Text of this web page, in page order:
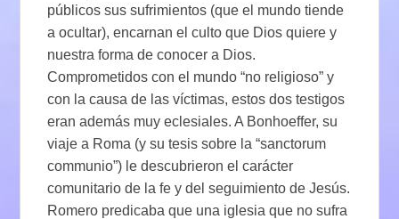
públicos sus sufrimientos (que el mundo tiende
a ocultar), encarnan el culto que Dios quiere y
nuestra forma de conocer a Dios.
Comprometidos con el mundo “no religioso” y
con la causa de las víctimas, estos dos testigos
eran además muy eclesiales. A Bonhoeffer, su
viaje a Roma (y su tesis sobre la “sanctorum
communio”) le descubrieron el carácter
comunitario de la fe y del seguimiento de Jesús.
Romero predicaba que una iglesia que no sufra